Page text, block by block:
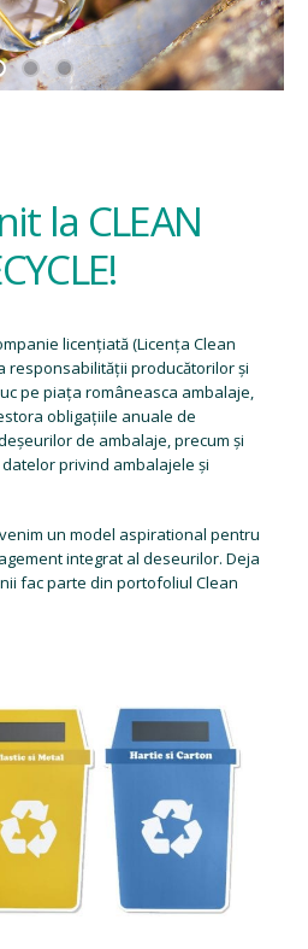
la CLEAN
licențiată (Licența Clean
responsabilității producătorilor și
pe piața româneasca ambalaje,
obligațiile anuale de
de ambalaje, precum și
privind ambalajele și
un model aspirational pentru
integrat al deseurilor. Deja
fac parte din portofoliul Clean